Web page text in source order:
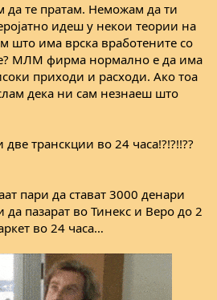
те пратам. Неможам да ти
идеш у некои теории на
што има врска вработените со
МЛМ фирма нормално е да има
приходи и расходи. Ако тоа
дека ни сам незнаеш што
транскции во 24 часа!?!?!!??
пари да стават 3000 денари
пазарат во Тинекс и Веро до 2
во 24 часа…